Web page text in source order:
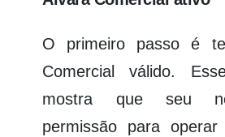
O primeiro passo é
Comercial válido.
mostra que seu
permissão para